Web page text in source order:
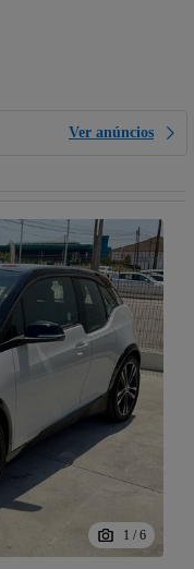
Ver anúncios
1 / 6